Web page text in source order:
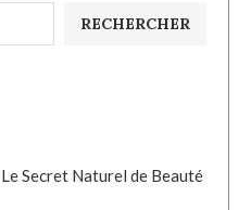
RECHERCHER
Secret Naturel de Beauté